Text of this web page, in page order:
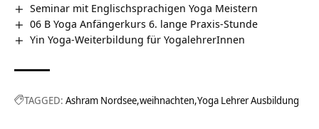
Seminar mit Englischsprachigen Yoga Meistern
06 B Yoga Anfängerkurs 6. lange Praxis-Stunde
Yin Yoga-Weiterbildung für YogalehrerInnen
TAGGED: Ashram Nordsee weihnachten Yoga Lehrer Ausbildung